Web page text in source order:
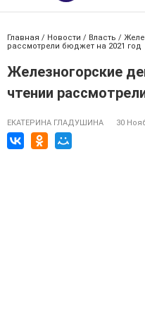
Главная / Новости / Власть /
рассмотрели бюджет на 2021 год
Железногорские
чтении
ЕКАТЕРИНА ГЛАДУШИНА 30